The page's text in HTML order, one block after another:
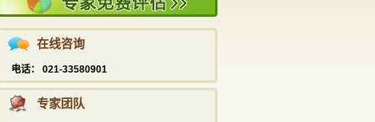
在线咨询
电话： 021-33580901
专家团队
021—5169 6230
潘宁
021—5169 6230